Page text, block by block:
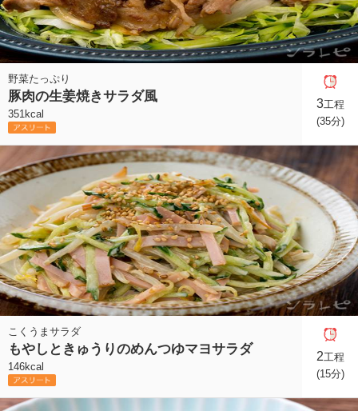
野菜たっぷり
豚肉の生姜焼きサラダ風
351kcal
3工程
(35分)
こくうまサラダ
もやしときゅうりのめんつゆマヨサラダ
146kcal
2工程
(15分)